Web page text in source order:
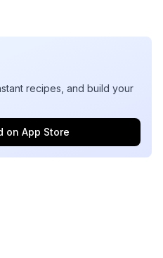
recipes, and build your
on App Store